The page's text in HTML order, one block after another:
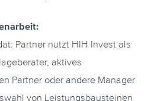
Partner nutzt HIH Invest als
aktives
Partner oder andere Manager
von Leistungsbausteinen